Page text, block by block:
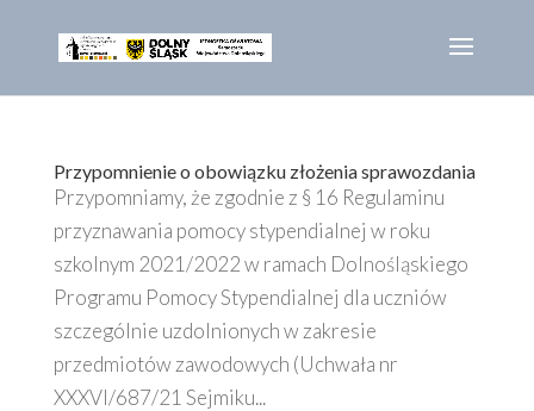
Przypomnienie o obowiązku złożenia sprawozdania
Przypomniamy, że zgodnie z § 16 Regulaminu
przyznawania pomocy stypendialnej w roku
szkolnym 2021/2022 w ramach Dolnośląskiego
Programu Pomocy Stypendialnej dla uczniów
szczególnie uzdolnionych w zakresie
przedmiotów zawodowych (Uchwała nr
XXXVI/687/21 Sejmiku...